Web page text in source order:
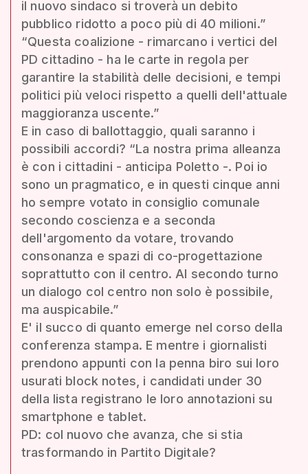
il nuovo sindaco si troverà un debito
pubblico ridotto a poco più di 40 milioni.”
“Questa coalizione - rimarcano i vertici del
PD cittadino - ha le carte in regola per
garantire la stabilità delle decisioni, e tempi
politici più veloci rispetto a quelli dell'attuale
maggioranza uscente.”
E in caso di ballottaggio, quali saranno i
possibili accordi? “La nostra prima alleanza
è con i cittadini - anticipa Poletto -. Poi io
sono un pragmatico, e in questi cinque anni
ho sempre votato in consiglio comunale
secondo coscienza e a seconda
dell'argomento da votare, trovando
consonanza e spazi di co-progettazione
soprattutto con il centro. Al secondo turno
un dialogo col centro non solo è possibile,
ma auspicabile.”
E' il succo di quanto emerge nel corso della
conferenza stampa. E mentre i giornalisti
prendono appunti con la penna biro sui loro
usurati block notes, i candidati under 30
della lista registrano le loro annotazioni su
smartphone e tablet.
PD: col nuovo che avanza, che si stia
trasformando in Partito Digitale?